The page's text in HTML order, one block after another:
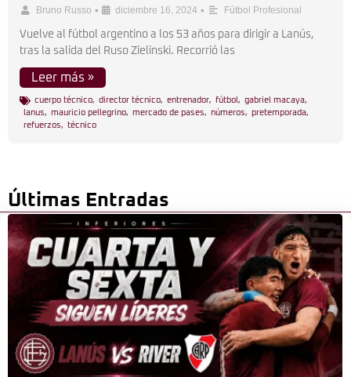
Bruno Russo • diciembre 16, 2024 • Fútbol Profesional
Vuelve al fútbol argentino a los 53 años para dirigir a Lanús,
tras la salida del Ruso Zielinski. Recorrió las
Leer más »
cuerpo técnico, director técnico, entrenador, fútbol , gabriel macaya,
lanus, mauricio pellegrino, mercado de pases, números, pretemporada,
refuerzos, técnico
Últimas Entradas